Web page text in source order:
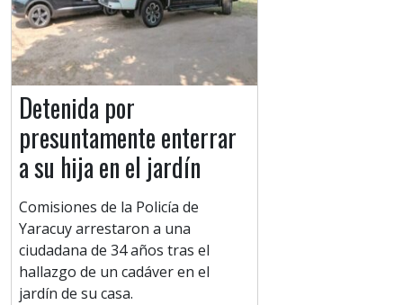
Detenida por
presuntamente enterrar
a su hija en el jardín
Comisiones de la Policía de
Yaracuy arrestaron a una
ciudadana de 34 años tras el
hallazgo de un cadáver en el
jardín de su casa.